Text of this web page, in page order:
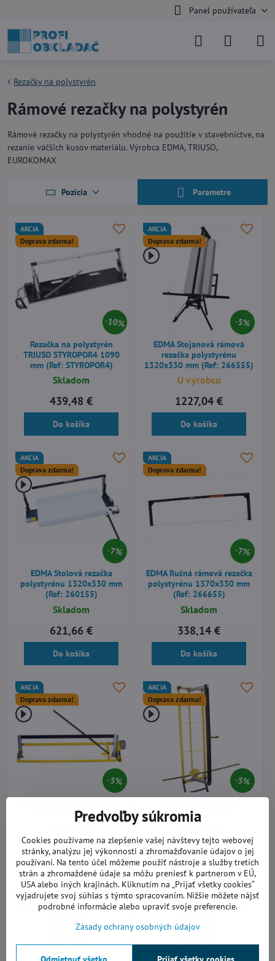
Panel používateľa
Rezačky na polystyrén
Rámové rezačky na polystyrén
Rámové rezačky na polystyrén vhodné na použitie v stavebníctve, na
rezanie väčších kusov materiálu. Výrobca EDMA, TRIUSO,
EUROKOMAX
Pozícia Parametre
10%
AKCIA
Doprava zdarma!
Rezačka na polystyrén
TRIUSO STYROPOR4 1090
mm (Ref: STYROPOR4)
Skladom
439,48 €
Do košíka
5%
AKCIA
Doprava zdarma!
EDMA Stojanová rámová
rezačka polystyrénu
1320x330 mm (Ref: 266555)
U výrobcu
1227,04 €
Do košíka
7%
AKCIA
Doprava zdarma!
EDMA Stolová rezačka
polystyrénu 1320x330 mm
(Ref: 260155)
Skladom
621,66 €
Do košíka
7%
AKCIA
Doprava zdarma!
EDMA Ručná rámová rezačka
polystyrénu 1370x330 mm
(Ref: 266655)
Skladom
338,14 €
Do košíka
5%
AKCIA
Doprava zdarma!
Eurokomax V 113B
461,56 €
Do košíka
5%
AKCIA
Doprava zdarma!
Eurokomax V 113
625,15 €
Do košíka
Doprava zdarma! Doprava zdarma!
Predvoľby súkromia
Cookies používame na zlepšenie vašej návštevy tejto webovej
stránky, analýzu jej výkonnosti a zhromažďovanie údajov o jej
používaní. Na tento účel môžeme použiť nástroje a služby tretích
strán a zhromaždené údaje sa môžu preniesť k partnerom v EÚ,
USA alebo iných krajinách. Kliknutím na „Prijať všetky cookies“
vyjadrujete svoj súhlas s týmto spracovaním. Nižšie môžete nájsť
podrobné informácie alebo upraviť svoje preferencie.
Zásady ochrany osobných údajov